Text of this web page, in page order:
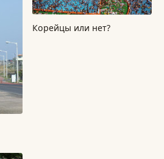
Корейцы или нет?